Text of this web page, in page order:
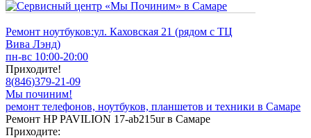
Ремонт ноутбуков:ул. Каховская 21 (рядом с ТЦ
Вива Лэнд)
пн-вс 10:00-20:00
Приходите!
8(846)379-21-09
Мы починим!
ремонт телефонов, ноутбуков, планшетов и техники в Самаре
Ремонт HP PAVILION 17-ab215ur в Самаре
Приходите: